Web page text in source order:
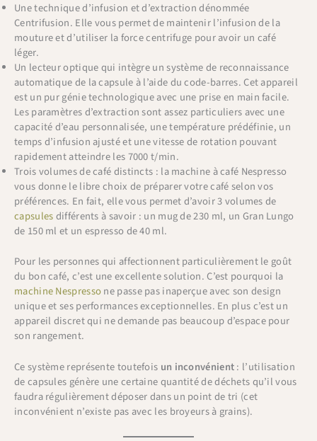
Une technique d’infusion et d’extraction dénommée
Centrifusion. Elle vous permet de maintenir l’infusion de la
mouture et d’utiliser la force centrifuge pour avoir un café
léger.
Un lecteur optique qui intègre un système de reconnaissance
automatique de la capsule à l’aide du code-barres. Cet appareil
est un pur génie technologique avec une prise en main facile.
Les paramètres d’extraction sont assez particuliers avec une
capacité d’eau personnalisée, une température prédéfinie, un
temps d’infusion ajusté et une vitesse de rotation pouvant
rapidement atteindre les 7000 t/min.
Trois volumes de café distincts : la machine à café Nespresso
vous donne le libre choix de préparer votre café selon vos
préférences. En fait, elle vous permet d’avoir 3 volumes de
capsulesdifférents à savoir : un mug de 230 ml, un Gran Lungo
de 150 ml et un espresso de 40 ml.
Pour les personnes qui affectionnent particulièrement le goût
du bon café, c’est une excellente solution. C’est pourquoi la
machine Nespressone passe pas inaperçue avec son design
unique et ses performances exceptionnelles. En plus c’est un
appareil discret qui ne demande pas beaucoup d’espace pour
son rangement.
Ce système représente toutefois un inconvénient: l’utilisation
de capsules génère une certaine quantité de déchets qu’il vous
faudra régulièrement déposer dans un point de tri (cet
inconvénient n’existe pas avec les broyeurs à grains).